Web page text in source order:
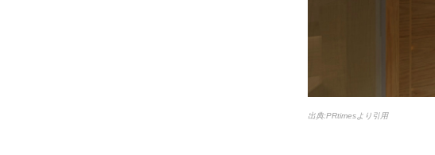
出典:PRtimesより引用